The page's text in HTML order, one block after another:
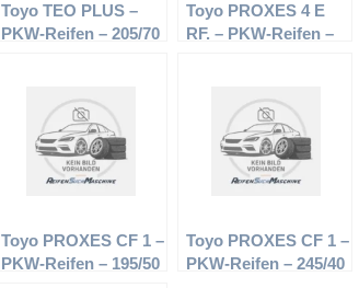
Toyo TEO PLUS –
PKW-Reifen – 205/70
Toyo PROXES 4 E
RF. – PKW-Reifen –
Toyo PROXES CF 1 –
PKW-Reifen – 195/50
Toyo PROXES CF 1 –
PKW-Reifen – 245/40